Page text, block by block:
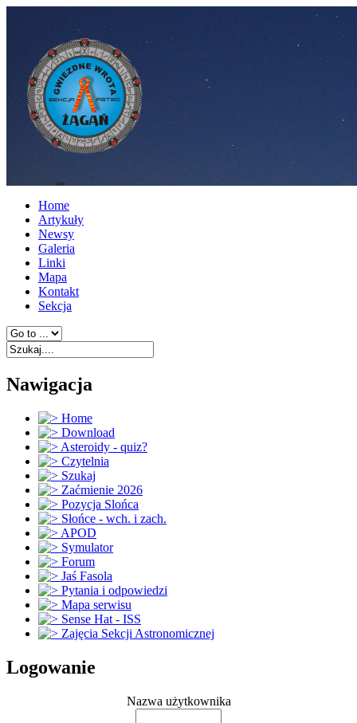
Home
Artykuły
Newsy
Galeria
Linki
Mapa
Kontakt
Sekcja
Nawigacja
Home
Download
Asteroidy - quiz?
Czytelnia
Szukaj
Zaćmienie 2026
Pozycja Slońca
Słońce - wch. i zach.
APOD
Symulator
Forum
Jaś Fasola
Pytania i odpowiedzi
Mapa serwisu
Sense Hat - ISS
Zajęcia Sekcji Astronomicznej
Logowanie
Nazwa użytkownika